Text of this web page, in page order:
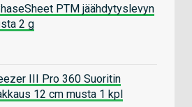
PTM jäähdytyslevyn
2 g
III Pro 360 Suoritin
12 cm musta 1 kpl